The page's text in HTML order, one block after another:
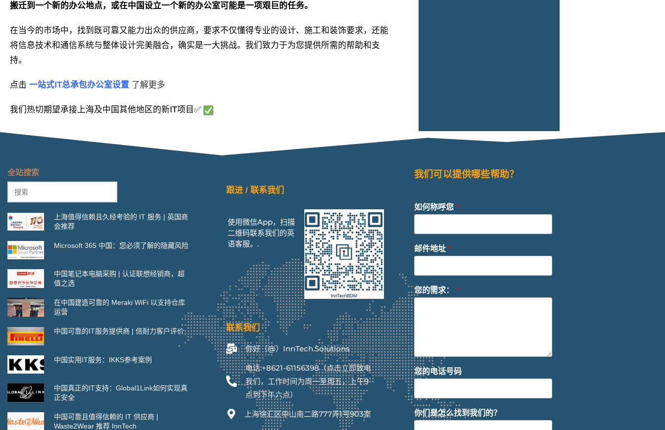
搬迁到一个新的办公地点，或在中国设立一个新的办公室可能是一项艰巨的任务。
在当今的市场中，找到既可靠又能力出众的供应商，要求不仅懂得专业的设计、施工和装饰要求，还能
将信息技术和通信系统与整体设计完美融合，确实是一大挑战。我们致力于为您提供所需的帮助和支
持。
点击 一站式IT总承包办公室设置 了解更多
我们热切期望承接上海及中国其他地区的新IT项目✅
全站搜索
上海值得信赖且久经考验的 IT 服务 | 英国商
会推荐
Microsoft 365 中国：您必须了解的隐藏风险
中国笔记本电脑采购 | 认证联想经销商，超
值之选
在中国建造可靠的 Meraki WiFi 以支持仓库
运营
中国可靠的IT服务提供商 | 倍耐力客户评价
中国实用IT服务：IKKS参考案例
中国真正的IT支持：Global1Link如何实现真
正安全
中国可靠且值得信赖的 IT 供应商 |
Waste2Wear 推荐 InnTech
跟进 / 联系我们
使用微信App，扫描
二维码联系我们的英
语客服。.
联系我们
你好（@）InnTech.Solutions
电话:+8621-61156398（点击立即致电
我们，工作时间为周一至周五，上午9
点到下午六点）
上海徐汇区中山南二路777弄1号903室
我们可以提供哪些帮助？
如何称呼您 *
邮件地址 *
您的需求： *
您的电话号码
你们是怎么找到我们的？